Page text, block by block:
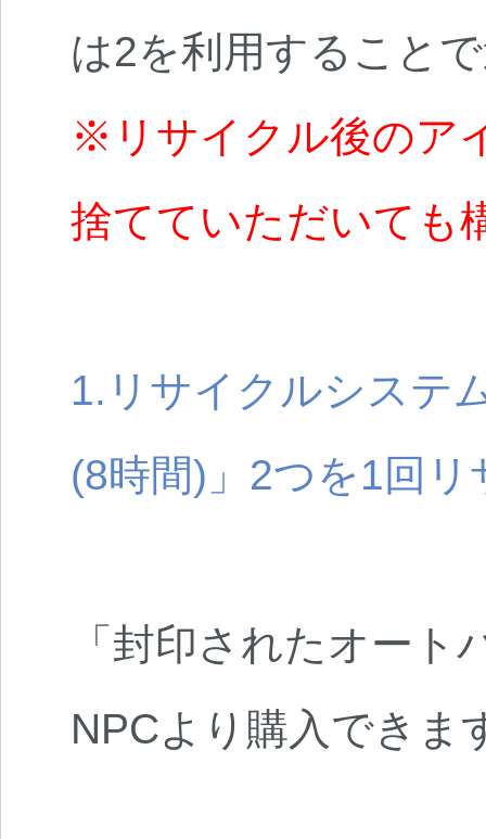
は2を利用すること
※リサイクル後のア
捨てていただいても
1.リサイクルシステ
(8時間)」2つを1回
「封印されたオー
NPCより購入できま